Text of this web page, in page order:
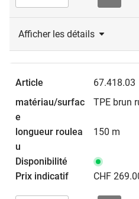
Afficher les détails
67.418.03
TPE brun
150 m
CHF